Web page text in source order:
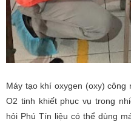
Máy tạo khí oxygen (oxy)
O2 tinh khiết phục vụ trong
hỏi Phú Tín liệu có thể dùng